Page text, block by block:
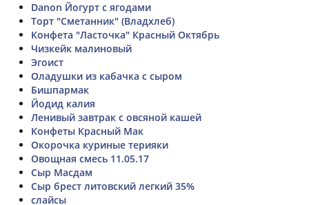
Danon Йогурт с ягодами
Торт "Сметанник" (Владхлеб)
Конфета "Ласточка" Красный Октябрь
Чизкейк малиновый
Эгоист
Оладушки из кабачка с сыром
Бишпармак
Йодид калия
Ленивый завтрак с овсяной кашей
Конфеты Красный Мак
Окорочка куриные терияки
Овощная смесь 11.05.17
Сыр Масдам
Сыр брест литовский легкий 35%
слайсы